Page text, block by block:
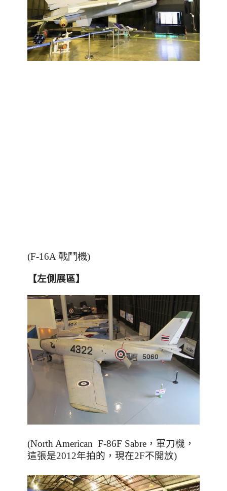
(F-16A 戰鬥機)
【左側展區】
(North American F-86F Sabre ，軍刀機，
這張是2012年拍的，現在2F不開放)